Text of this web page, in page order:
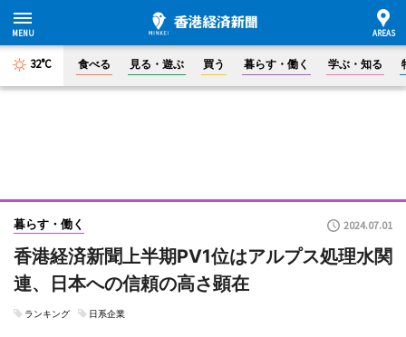
32°C 食べる 見る・遊ぶ 買う 暮らす・働く 学ぶ・知る
暮らす・働く 2024.07.01
香港経済新聞上半期PV1位はアルプス処理水関
連、日本への信頼の高さ顕在
ランキング 日系企業